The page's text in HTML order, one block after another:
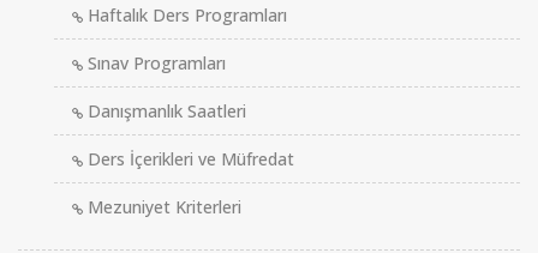
Haftalık Ders Programları
Sınav Programları
Danışmanlık Saatleri
Ders İçerikleri ve Müfredat
Mezuniyet Kriterleri